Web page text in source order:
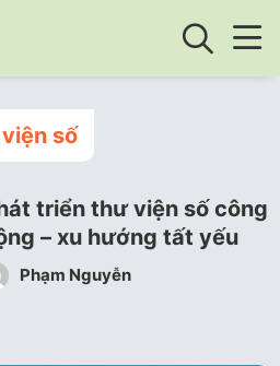
số
triển thư viện số công
– xu hướng tất yếu
Phạm Nguyễn